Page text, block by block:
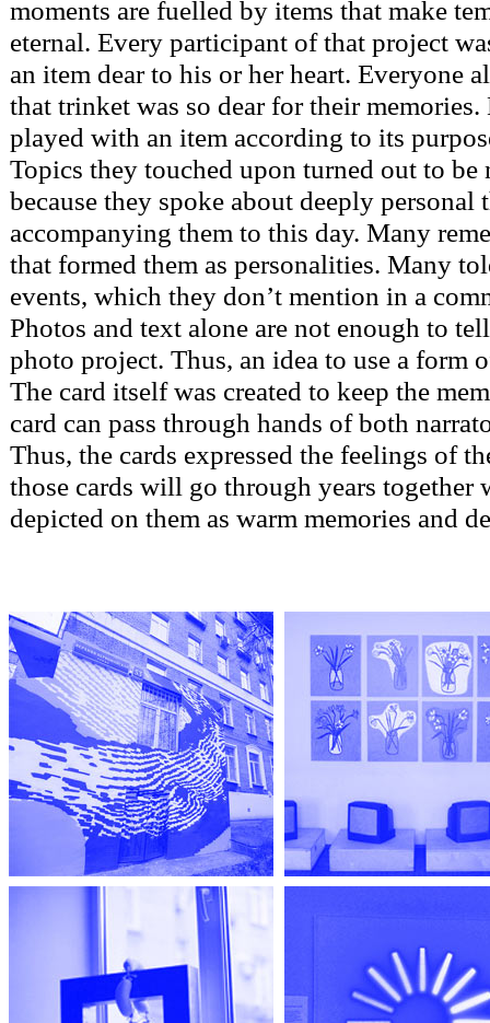
moments are fuelled by items that make
eternal. Every participant of that project
an item dear to his or her heart. Everyone
that trinket was so dear for their
played with an item according to its
Topics they touched upon turned out to be
because they spoke about deeply personal
accompanying them to this day. Many
that formed them as personalities. Many
events, which they don’t mention in a
Photos and text alone are not enough to
photo project. Thus, an idea to use a form
The card itself was created to keep the
card can pass through hands of both
Thus, the cards expressed the feelings of
those cards will go through years together
depicted on them as warm memories and